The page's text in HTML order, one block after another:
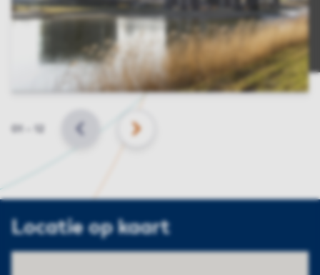
Slide
VORIGE VOLGENDE
Locatie op kaart